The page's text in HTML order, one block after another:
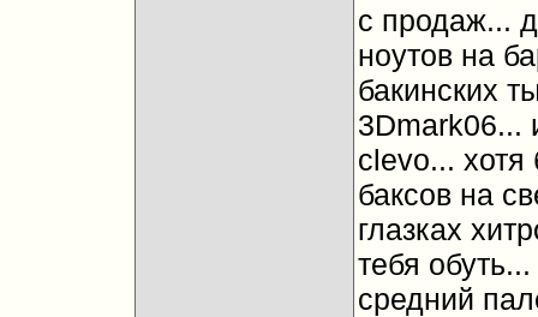
с продаж...
ноутов на
бакинских
3Dmark06...
clevo... хотя
баксов на
глазках
тебя
средний